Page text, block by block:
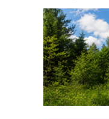
19 июня, 14:55
Видео:
г.Санкт-
области